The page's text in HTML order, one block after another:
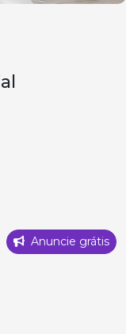
Anuncie grátis